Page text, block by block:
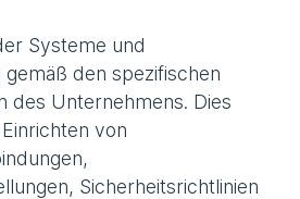
Systeme und
den spezifischen
des Unternehmens. Dies
von
Sicherheitsrichtlinien